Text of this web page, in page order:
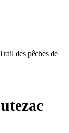
Trail des pêches de